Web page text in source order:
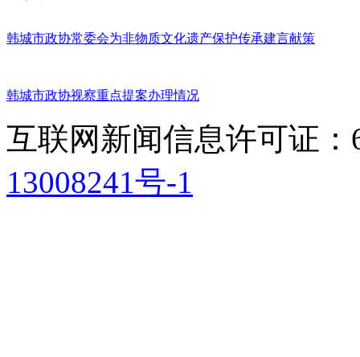
韩城市政协常委会为非物质文化遗产保护传承建言献策
韩城市政协视察重点提案办理情况
互联网新闻信息许可证：
13008241号-1